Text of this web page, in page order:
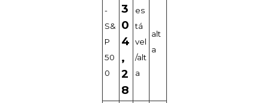
-
S&
P
50
0
3
0
4
,
2
8
es
tá
vel
/alt
a
alt
a